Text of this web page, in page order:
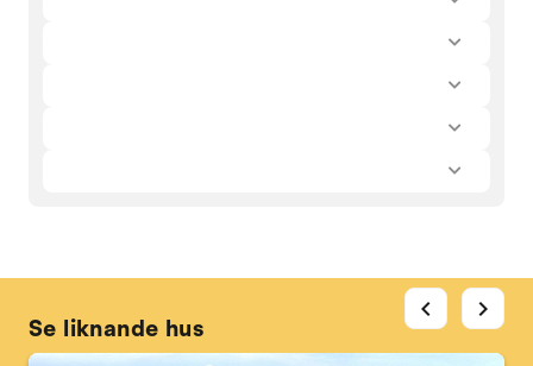
Se liknande hus
chevron_left chevron_right